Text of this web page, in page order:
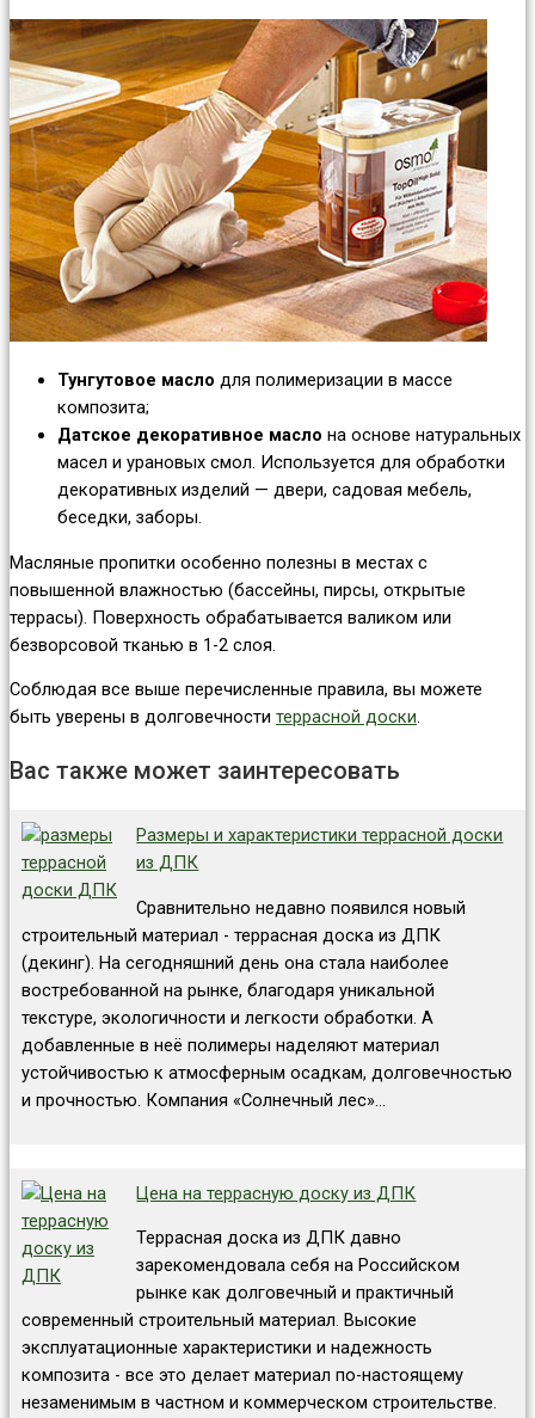
Тунгутовое масло для полимеризации в массе
композита;
Датское декоративное масло на основе натуральных
масел и урановых смол. Используется для обработки
декоративных изделий — двери, садовая мебель,
беседки, заборы.
Масляные пропитки особенно полезны в местах с
повышенной влажностью (бассейны, пирсы, открытые
террасы). Поверхность обрабатывается валиком или
безворсовой тканью в 1-2 слоя.
Соблюдая все выше перечисленные правила, вы можете
быть уверены в долговечности террасной доски.
Вас также может заинтересовать
Размеры и характеристики террасной доски
из ДПК
Сравнительно недавно появился новый
строительный материал - террасная доска из ДПК
(декинг). На сегодняшний день она стала наиболее
востребованной на рынке, благодаря уникальной
текстуре, экологичности и легкости обработки. А
добавленные в неё полимеры наделяют материал
устойчивостью к атмосферным осадкам, долговечностью
и прочностью. Компания «Солнечный лес»…
Цена на террасную доску из ДПК
Террасная доска из ДПК давно
зарекомендовала себя на Российском
рынке как долговечный и практичный
современный строительный материал. Высокие
эксплуатационные характеристики и надежность
композита - все это делает материал по-настоящему
незаменимым в частном и коммерческом строительстве.